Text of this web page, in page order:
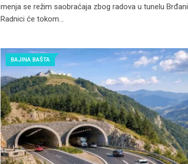
menja se režim saobraćaja zbog radova u tunelu Brđani.
Radnici će tokom…
BAJINA BAŠTA